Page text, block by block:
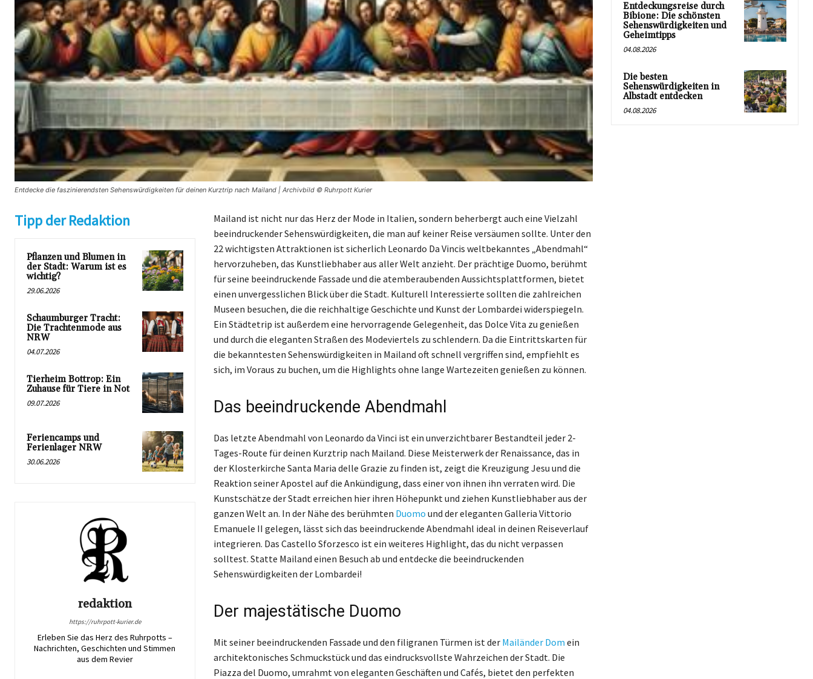
Entdecke die faszinierendsten Sehenswürdigkeiten für deinen Kurztrip nach Mailand | Archivbild © Ruhrpott Kurier
Tipp der Redaktion
Pflanzen und Blumen in
der Stadt: Warum ist es
wichtig?
29.06.2026
Schaumburger Tracht:
Die Trachtenmode aus
NRW
04.07.2026
Tierheim Bottrop: Ein
Zuhause für Tiere in Not
09.07.2026
Feriencamps und
Ferienlager NRW
30.06.2026
redaktion
https://ruhrpott-kurier.de
Erleben Sie das Herz des Ruhrpotts –
Nachrichten, Geschichten und Stimmen
aus dem Revier
Mailand ist nicht nur das Herz der Mode in Italien, sondern beherbergt auch eine Vielzahl
beeindruckender Sehenswürdigkeiten, die man auf keiner Reise versäumen sollte. Unter den
22 wichtigsten Attraktionen ist sicherlich Leonardo Da Vincis weltbekanntes „Abendmahl“
hervorzuheben, das Kunstliebhaber aus aller Welt anzieht. Der prächtige Duomo, berühmt
für seine beeindruckende Fassade und die atemberaubenden Aussichtsplattformen, bietet
einen unvergesslichen Blick über die Stadt. Kulturell Interessierte sollten die zahlreichen
Museen besuchen, die die reichhaltige Geschichte und Kunst der Lombardei widerspiegeln.
Ein Städtetrip ist außerdem eine hervorragende Gelegenheit, das Dolce Vita zu genießen
und durch die eleganten Straßen des Modeviertels zu schlendern. Da die Eintrittskarten für
die bekanntesten Sehenswürdigkeiten in Mailand oft schnell vergriffen sind, empfiehlt es
sich, im Voraus zu buchen, um die Highlights ohne lange Wartezeiten genießen zu können.
Das beeindruckende Abendmahl
Das letzte Abendmahl von Leonardo da Vinci ist ein unverzichtbarer Bestandteil jeder 2-
Tages-Route für deinen Kurztrip nach Mailand. Diese Meisterwerk der Renaissance, das in
der Klosterkirche Santa Maria delle Grazie zu finden ist, zeigt die Kreuzigung Jesu und die
Reaktion seiner Apostel auf die Ankündigung, dass einer von ihnen ihn verraten wird. Die
Kunstschätze der Stadt erreichen hier ihren Höhepunkt und ziehen Kunstliebhaber aus der
ganzen Welt an. In der Nähe des berühmten Duomo und der eleganten Galleria Vittorio
Emanuele II gelegen, lässt sich das beeindruckende Abendmahl ideal in deinen Reiseverlauf
integrieren. Das Castello Sforzesco ist ein weiteres Highlight, das du nicht verpassen
solltest. Statte Mailand einen Besuch ab und entdecke die beeindruckenden
Sehenswürdigkeiten der Lombardei!
Der majestätische Duomo
Mit seiner beeindruckenden Fassade und den filigranen Türmen ist der Mailänder Dom ein
architektonisches Schmuckstück und das eindrucksvollste Wahrzeichen der Stadt. Die
Piazza del Duomo, umrahmt von eleganten Geschäften und Cafés, bietet den perfekten
Entdeckungsreise durch
Bibione: Die schönsten
Sehenswürdigkeiten und
Geheimtipps
04.08.2026
Die besten
Sehenswürdigkeiten in
Albstadt entdecken
04.08.2026